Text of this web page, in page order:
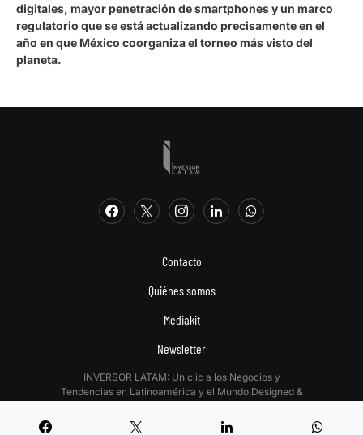
digitales, mayor penetración de smartphones y un marco
regulatorio que se está actualizando precisamente en el
año en que México coorganiza el torneo más visto del
planeta.
Contacto
Quiénes somos
Mediakit
Newsletter
INVERSOR LATAM: Un clic a los Negocios y
Tendencias en Latinoamérica y el Mundo.Designed &